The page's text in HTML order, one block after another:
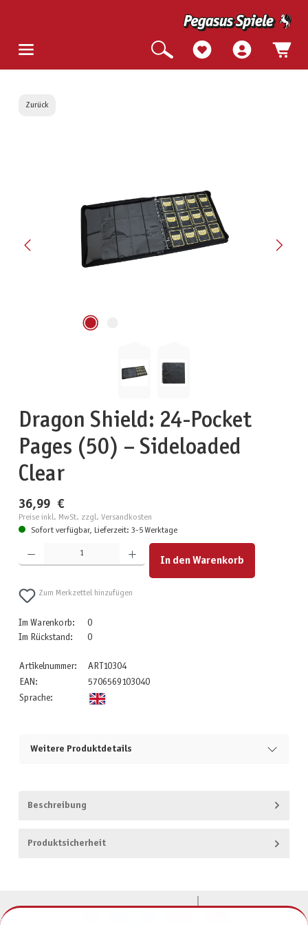
Zurück
Dragon Shield: 24-Pocket
Pages (50) – Sideloaded
Clear
36,99 €
Preise inkl. MwSt. zzgl. Versandkosten
Sofort verfügbar, Lieferzeit: 3-5 Werktage
Produkt Anzahl: Gib den gewünschten Wert ein oder benutze die Schaltflächen um die Anzahl zu
In den Warenkorb
Zum Merkzettel hinzufügen
Im Warenkorb:
0
Im Rückstand:
0
Artikelnummer:
ART10304
EAN:
5706569103040
Sprache:
Weitere Produktdetails
Beschreibung
Produktsicherheit